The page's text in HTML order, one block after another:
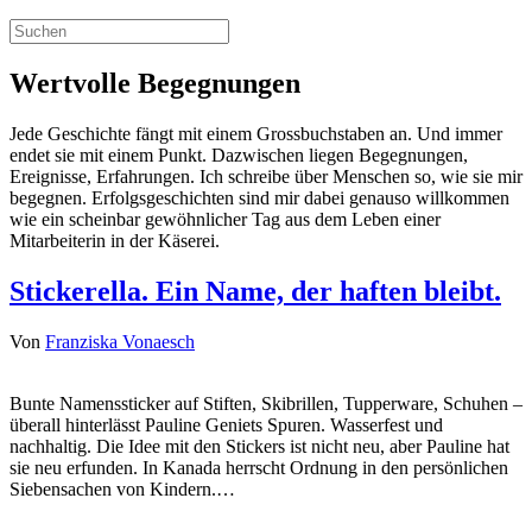
Wertvolle Begegnungen
Jede Geschichte fängt mit einem Grossbuchstaben an. Und immer
endet sie mit einem Punkt. Dazwischen liegen Begegnungen,
Ereignisse, Erfahrungen. Ich schreibe über Menschen so, wie sie mir
begegnen. Erfolgsgeschichten sind mir dabei genauso willkommen
wie ein scheinbar gewöhnlicher Tag aus dem Leben einer
Mitarbeiterin in der Käserei.
Stickerella. Ein Name, der haften bleibt.
Von Franziska Vonaesch
Bunte Namenssticker auf Stiften, Skibrillen, Tupperware, Schuhen –
überall hinterlässt Pauline Geniets Spuren. Wasserfest und
nachhaltig. Die Idee mit den Stickers ist nicht neu, aber Pauline hat
sie neu erfunden. In Kanada herrscht Ordnung in den persönlichen
Siebensachen von Kindern.…